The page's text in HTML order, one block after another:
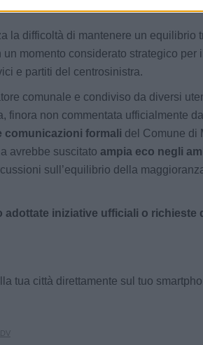
la difficoltà di mantenere un equilibrio
un momento considerato strategico per
e partiti del centrosinistra.
comunale e condiviso da diversi
finora non commentata ufficialmente
comunicazioni formali del Comune di
avrebbe suscitato ampia eco negli
sull’equilibrio della
adottate iniziative ufficiali o richieste
tua città direttamente sul tuo